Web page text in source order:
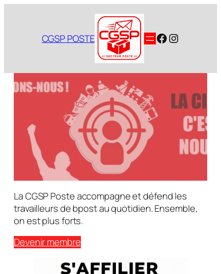
CGSP POSTE Facebook
Instagram
La CGSP Poste accompagne et défend les
travailleurs de bpost au quotidien. Ensemble,
on est plus forts.
Devenir membre